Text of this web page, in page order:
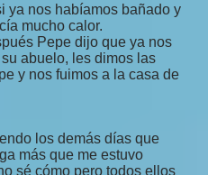
ya nos habíamos bañado y
mucho calor.
Pepe dijo que ya nos
abuelo, les dimos las
y nos fuimos a la casa de
los demás días que
más que me estuvo
sé cómo pero todos ellos